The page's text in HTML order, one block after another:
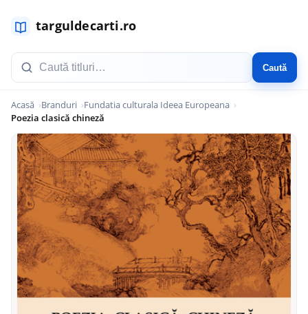
Caută
Acasă Branduri
Fundatia culturala Ideea Europeana
Poezia clasică chineză